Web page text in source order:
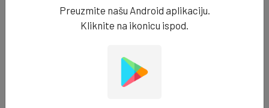
Preuzmite našu Android aplikaciju.
Kliknite na ikonicu ispod.